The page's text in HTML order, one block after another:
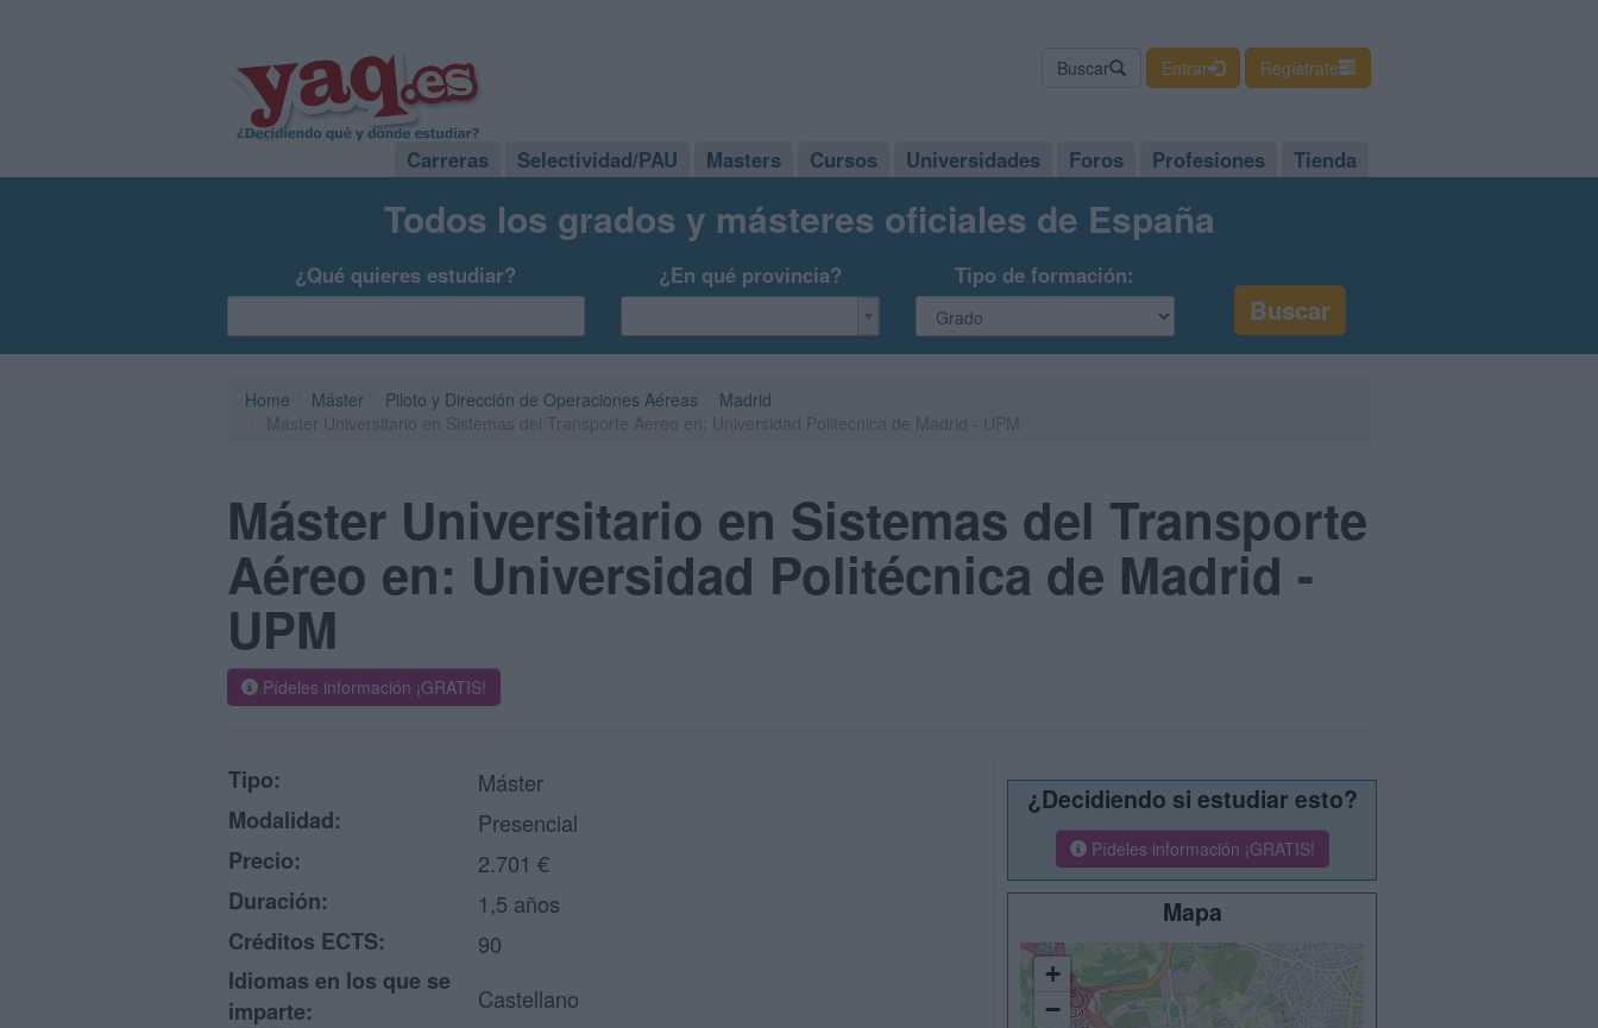
Buscar Entrar Regístrate
Carreras Selectividad/PAU Masters Cursos Universidades Foros Profesiones Tienda
Todos los grados y másteres oficiales de España
¿Qué quieres estudiar? ¿En qué provincia? Tipo de formación:
Home Máster Piloto y Dirección de Operaciones Aéreas
Madrid
Máster Universitario en Sistemas del Transporte
Aéreo en: Universidad Politécnica de Madrid -
UPM
Pídeles información ¡GRATIS!
Tipo:
Máster
Modalidad:
Presencial
Precio:
2.701 €
Duración:
1,5 años
Créditos ECTS:
90
Idiomas en los que se
imparte:
Castellano
¿Decidiendo si estudiar esto?
Pídeles información ¡GRATIS!
Mapa
+
−